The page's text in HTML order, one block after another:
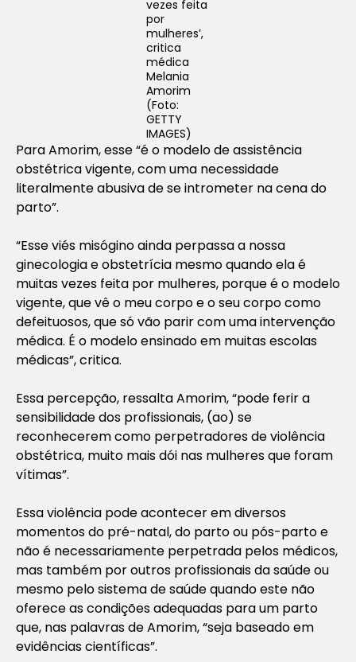
vezes feita
por
mulheres’,
critica
médica
Melania
Amorim
(Foto:
GETTY
IMAGES)
Para Amorim, esse “é o modelo de assistência
obstétrica vigente, com uma necessidade
literalmente abusiva de se intrometer na cena do
parto”.
“Esse viés misógino ainda perpassa a nossa
ginecologia e obstetrícia mesmo quando ela é
muitas vezes feita por mulheres, porque é o modelo
vigente, que vê o meu corpo e o seu corpo como
defeituosos, que só vão parir com uma intervenção
médica. É o modelo ensinado em muitas escolas
médicas”, critica.
Essa percepção, ressalta Amorim, “pode ferir a
sensibilidade dos profissionais, (ao) se
reconhecerem como perpetradores de violência
obstétrica, muito mais dói nas mulheres que foram
vítimas”.
Essa violência pode acontecer em diversos
momentos do pré-natal, do parto ou pós-parto e
não é necessariamente perpetrada pelos médicos,
mas também por outros profissionais da saúde ou
mesmo pelo sistema de saúde quando este não
oferece as condições adequadas para um parto
que, nas palavras de Amorim, “seja baseado em
evidências científicas”.